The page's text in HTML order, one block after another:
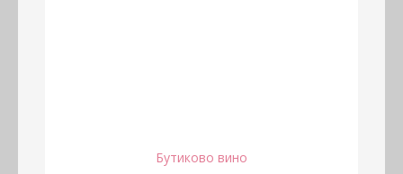
Бутиково вино